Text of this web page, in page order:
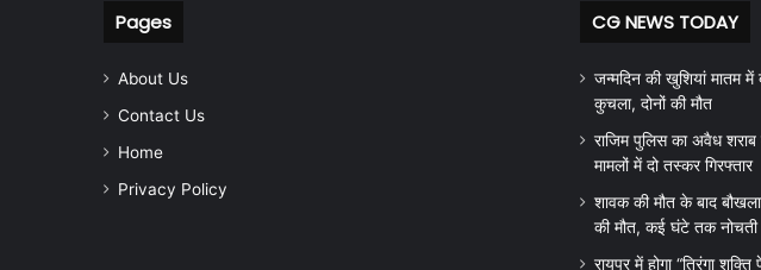
Pages
About Us
Contact Us
Home
Privacy Policy
CG NEWS TODAY
जन्मदिन की खुशियां मातम
कुचला, दोनों की मौत
राजिम पुलिस का अवैध
मामलों में दो तस्कर गिरफ्तार
शावक की मौत के बाद
की मौत, कई घंटे तक
रायपुर में होगा “तिरंगा